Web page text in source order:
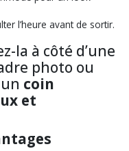
l’heure avant de sortir.
la à côté d’une
photo ou
coin
et